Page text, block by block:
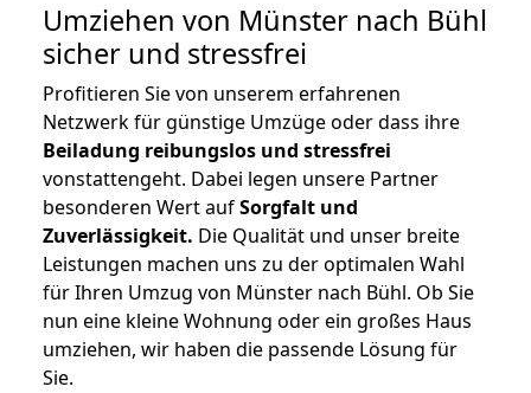
Umziehen von Münster nach Bühl
sicher und stressfrei
Profitieren Sie von unserem erfahrenen
Netzwerk für günstige Umzüge oder dass ihre
Beiladung reibungslos und stressfrei
vonstattengeht. Dabei legen unsere Partner
besonderen Wert aufSorgfalt und
Zuverlässigkeit. Die Qualität und unser breite
Leistungen machen uns zu der optimalen Wahl
für Ihren Umzug von Münster nach Bühl. Ob Sie
nun eine kleine Wohnung oder ein großes Haus
umziehen, wir haben die passende Lösung für
Sie.